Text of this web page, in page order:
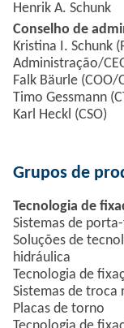
Henrik A. Schunk
Conselho de
Kristina I. Schunk
Administração/
Falk Bäurle (COO/
Timo Gessmann
Karl Heckl (CSO)
Grupos de
Tecnologia de
Sistemas de
Soluções de
hidráulica
Tecnologia de
Sistemas de troca
Placas de torno